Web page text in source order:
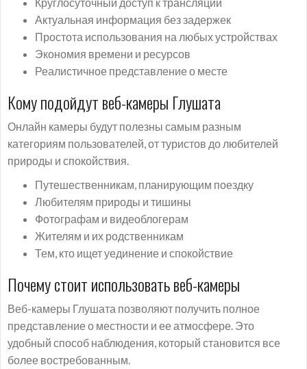
Актуальная информация без задержек
Простота использования на любых устройствах
Экономия времени и ресурсов
Реалистичное представление о месте
Кому подойдут веб-камеры Глушата
Онлайн камеры будут полезны самым разным
категориям пользователей, от туристов до любителей
природы и спокойствия.
Путешественникам, планирующим поездку
Любителям природы и тишины
Фотографам и видеоблогерам
Жителям и их родственникам
Тем, кто ищет уединение и спокойствие
Почему стоит использовать веб-камеры
Веб-камеры Глушата позволяют получить полное
представление о местности и ее атмосфере. Это
удобный способ наблюдения, который становится все
более востребованным.